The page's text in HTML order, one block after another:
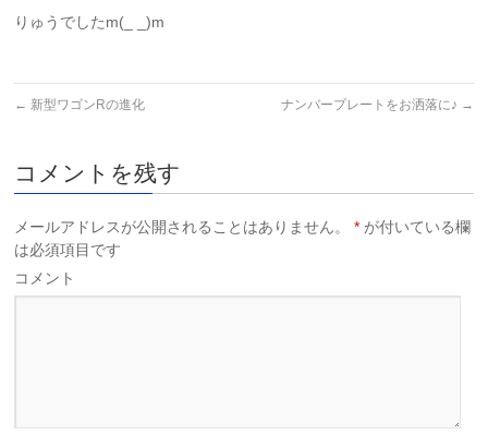
りゅうでしたm(_ _)m
← 新型ワゴンRの進化 ナンバープレートをお洒落に♪ →
コメントを残す
メールアドレスが公開されることはありません。 * が付いている欄
は必須項目です
コメント